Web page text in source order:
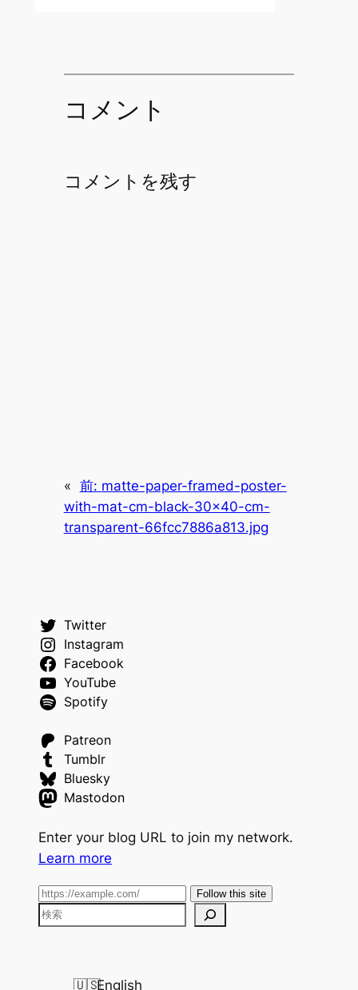
コメント
コメントを残す
« 前: matte-paper-framed-poster-
with-mat-cm-black-30×40-cm-
transparent-66fcc7886a813.jpg
Twitter
Instagram
Facebook
YouTube
Spotify
Patreon
Tumblr
Bluesky
Mastodon
Enter your blog URL to join my network.
Learn more
Follow this site
検
English